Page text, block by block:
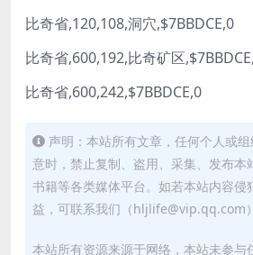
比奇省,120,108,洞穴,$7BBDCE,0
比奇省,600,192,比奇矿区
比奇省,600,242,$7BBDCE,0
声明：本站所有文章，任何个人或
意时，禁止复制、盗用、采集、发布本
书籍等各类媒体平台。如若本站内容侵
益，可联系我们（hljlife@vip.qq.com
本站所有资源来源于网络，本站未参